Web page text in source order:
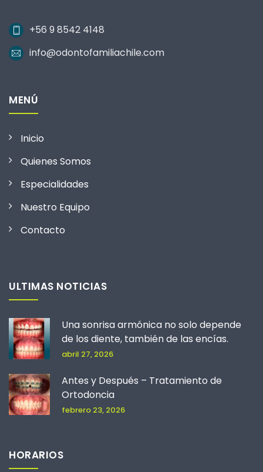
+56 9 8542 4148
info@odontofamiliachile.com
MENÚ
Inicio
Quienes Somos
Especialidades
Nuestro Equipo
Contacto
ULTIMAS NOTICIAS
Una sonrisa armónica no solo depende
de los diente, también de las encías.
abril 27, 2026
Antes y Después – Tratamiento de
Ortodoncia
febrero 23, 2026
HORARIOS